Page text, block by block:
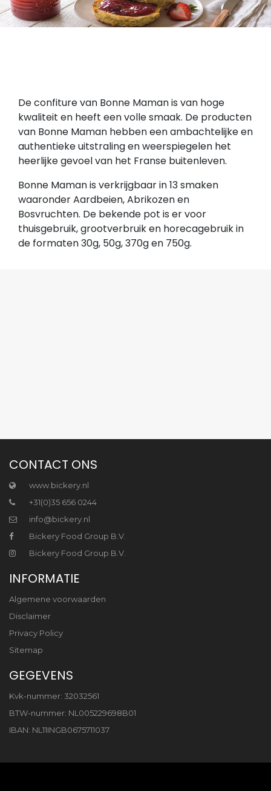
De confiture van Bonne Maman is van hoge
kwaliteit en heeft een volle smaak. De producten
van Bonne Maman hebben een ambachtelijke en
authentieke uitstraling en weerspiegelen het
heerlijke gevoel van het Franse buitenleven.
Bonne Maman is verkrijgbaar in 13 smaken
waaronder Aardbeien, Abrikozen en
Bosvruchten. De bekende pot is er voor
thuisgebruik, grootverbruik en horecagebruik in
de formaten 30g, 50g, 370g en 750g.
CONTACT ONS
www.bickery.nl
+31(0)35 656 0244
info@bickery.nl
Bickery Food Group B.V.
Bickery Food Group B.V.
INFORMATIE
Algemene voorwaarden
Disclaimer
Privacy Policy
Sitemap
GEGEVENS
Kvk-nummer: 32032561
BTW-nummer: NL005229698B01
IBAN: NL11INGB0675711037